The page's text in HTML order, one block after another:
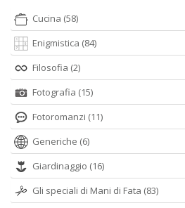
Cucina (58)
Enigmistica (84)
Filosofia (2)
Fotografia (15)
Fotoromanzi (11)
Generiche (6)
Giardinaggio (16)
Gli speciali di Mani di Fata (83)